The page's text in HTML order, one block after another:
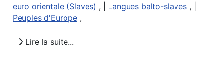
euro orientale (Slaves) , | Langues balto-slaves , |
Peuples d'Europe ,
Lire la suite...